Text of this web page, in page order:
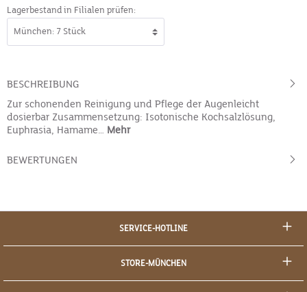
Lagerbestand in Filialen prüfen:
BESCHREIBUNG
Zur schonenden Reinigung und Pflege der Augenleicht
dosierbar Zusammensetzung: Isotonische Kochsalzlösung,
Euphrasia, Hamame… Mehr
BEWERTUNGEN
SERVICE-HOTLINE
STORE-MÜNCHEN